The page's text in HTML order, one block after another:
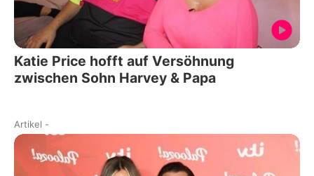
Katie Price hofft auf Versöhnung
zwischen Sohn Harvey & Papa
Artikel -